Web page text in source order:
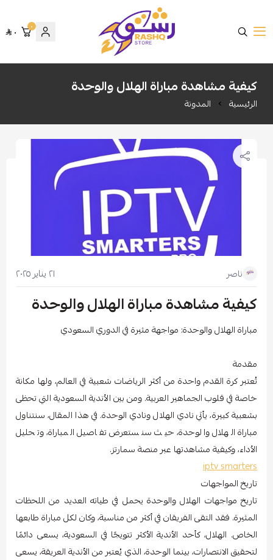
متجر رشق
٠ ٠
كيفية مشاهدة مباراة الهلال والوحدة
الرئيسية المدونة
ناصر ٢١ يناير ٢٠٢٥
كيفية مشاهدة مباراة الهلال والوحدة
مباراة الهلال والوحدة: مواجهة مثيرة في الدوري السعودي
مقدمة
تُعتبر كرة القدم واحدة من أكثر الرياضات شعبية في العالم، ولها مكانة
خاصة في قلوب الجماهير العربية. ومن بين الأندية السعودية التي تحظى
بشعبية كبيرة، يأتي نادي الهلال ونادي الوحدة. في هذا المقال، سنتناول
مباراة الهلال والوحدة، حيث سنستعرض تفاصيل المباراة، وتحليل
الأداء، وكيفية مشاهدتها عبر منصة سمارتز.
iptv smarters
تاريخ المواجهات
تاريخ مواجهات الهلال والوحدة يحمل في طياته العديد من اللحظات
المثيرة. فقد التقى الفريقان في أكثر من مناسبة، وكان لكل مباراة طابعها
الخاص. الهلال، كأحد الأندية الأكثر تتويجًا في السعودية، يسعى دائمًا
لتحقيق الانتصارات، بينما الوحدة، الذي يُعتبر من الأندية العريقة، يسعى